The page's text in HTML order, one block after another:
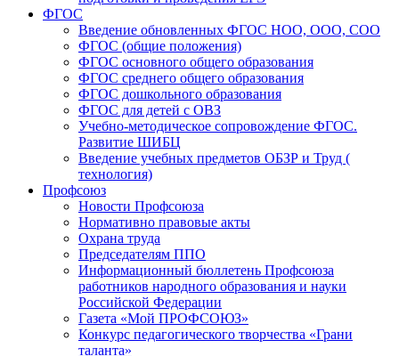
ФГОС
Введение обновленных ФГОС НОО, ООО, СОО
ФГОС (общие положения)
ФГОС основного общего образования
ФГОС среднего общего образования
ФГОС дошкольного образования
ФГОС для детей с ОВЗ
Учебно-методическое сопровождение ФГОС.
Развитие ШИБЦ
Введение учебных предметов ОБЗР и Труд (
технология)
Профсоюз
Новости Профсоюза
Нормативно правовые акты
Охрана труда
Председателям ППО
Информационный бюллетень Профсоюза
работников народного образования и науки
Российской Федерации
Газета «Мой ПРОФСОЮЗ»
Конкурс педагогического творчества «Грани
таланта»